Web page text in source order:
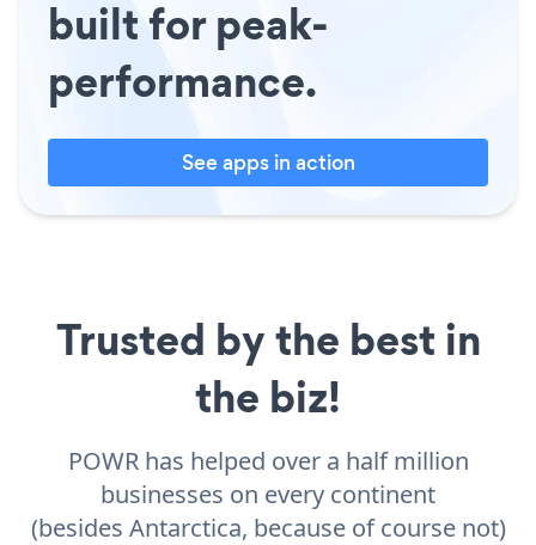
built for peak-
performance.
See apps in action
Trusted by the best in
the biz!
POWR has helped over a half million
businesses on every continent
(besides Antarctica, because of course not)